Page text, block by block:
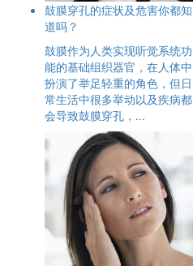
鼓膜穿孔的症状及危害你都知
道吗？
鼓膜作为人类实现听觉系统功
能的基础组织器官，在人体中
扮演了举足轻重的角色，但日
常生活中很多举动以及疾病都
会导致鼓膜穿孔，...